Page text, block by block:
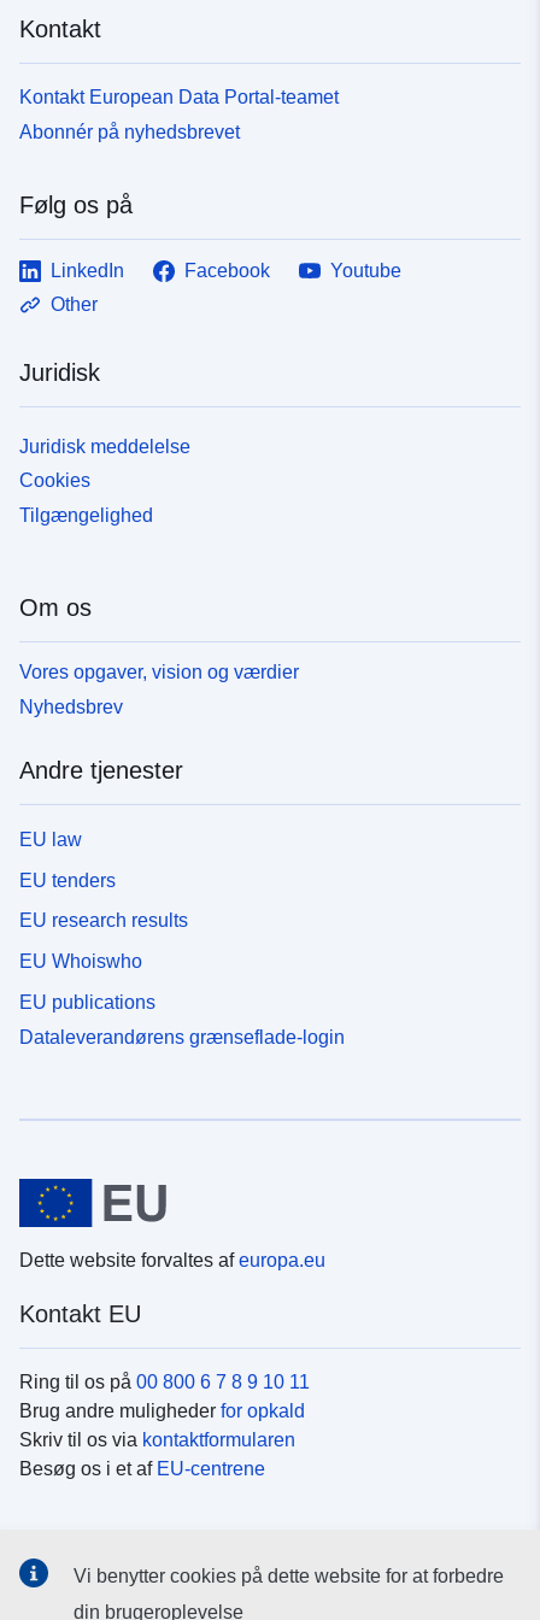
Kontakt
Kontakt European Data Portal-teamet
Abonnér på nyhedsbrevet
Følg os på
LinkedIn Facebook
Youtube
Other
Juridisk
Juridisk meddelelse
Cookies
Tilgængelighed
Om os
Vores opgaver, vision og værdier
Nyhedsbrev
Andre tjenester
EU law
EU tenders
EU research results
EU Whoiswho
EU publications
Dataleverandørens grænseflade-login
Dette website forvaltes afeuropa.eu
Kontakt EU
Ring til os på 00 800 6 7 8 9 10 11
Brug andre muligheder for opkald
Skriv til os via kontaktformularen
Besøg os i et af EU-centrene
Søg efter EU's sider påsociale medier
Vi benytter cookies på dette website for at forbedre
din brugeroplevelse